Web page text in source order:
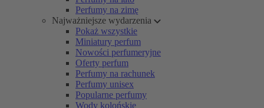
Perfumy na zimę
Najważniejsze wydarzenia
Pokaż wszystkie
Miniatury perfum
Nowości perfumeryjne
Oferty perfum
Perfumy na rachunek
Perfumy unisex
Popularne perfumy
Wody kolońskie